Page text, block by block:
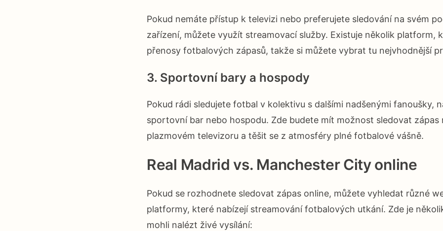
Pokud nemáte přístup k televizi nebo preferujete sledování na svém
zařízení, můžete využít streamovací služby. Existuje několik platform,
přenosy fotbalových zápasů, takže si můžete vybrat tu nejvhodnější
3. Sportovní bary a hospody
Pokud rádi sledujete fotbal v kolektivu s dalšími nadšenými fanoušky,
sportovní bar nebo hospodu. Zde budete mít možnost sledovat zápas
plazmovém televizoru a těšit se z atmosféry plné fotbalové vášně.
Real Madrid vs. Manchester City online
Pokud se rozhodnete sledovat zápas online, můžete vyhledat různé
platformy, které nabízejí streamování fotbalových utkání. Zde je
mohli nalézt živé vysílání: